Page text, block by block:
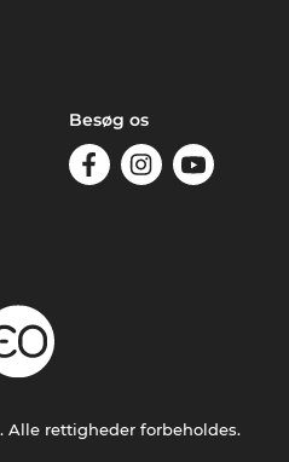
Besøg os
Alle rettigheder forbeholdes.